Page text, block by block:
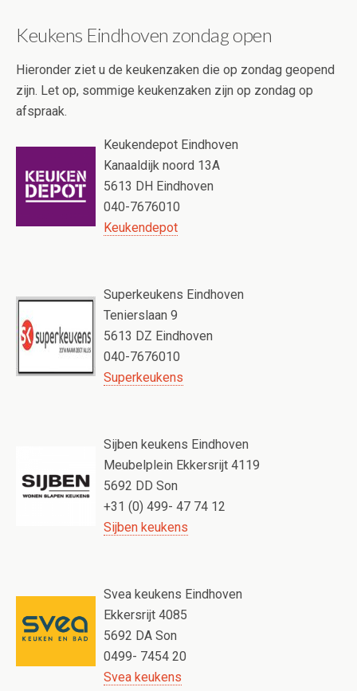
Keukens Eindhoven zondag open
Hieronder ziet u de keukenzaken die op zondag geopend
zijn. Let op, sommige keukenzaken zijn op zondag op
afspraak.
Keukendepot Eindhoven
Kanaaldijk noord 13A
5613 DH Eindhoven
040-7676010
Keukendepot
Superkeukens Eindhoven
Tenierslaan 9
5613 DZ Eindhoven
040-7676010
Superkeukens
Sijben keukens Eindhoven
Meubelplein Ekkersrijt 4119
5692 DD Son
+31 (0) 499- 47 74 12
Sijben keukens
Svea keukens Eindhoven
Ekkersrijt 4085
5692 DA Son
0499- 7454 20
Svea keukens